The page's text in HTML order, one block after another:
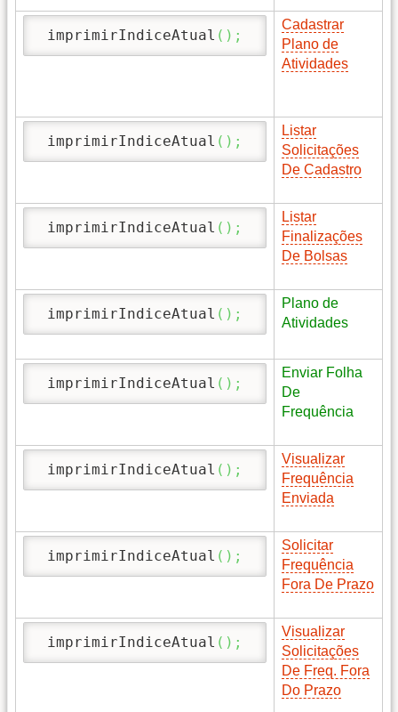
imprimirIndiceAtual ( ) ;
Cadastrar
Plano de
Atividades
imprimirIndiceAtual ( ) ;
Listar
Solicitações
De Cadastro
imprimirIndiceAtual ( ) ;
Listar
Finalizações
De Bolsas
imprimirIndiceAtual ( ) ;
Plano de
Atividades
imprimirIndiceAtual ( ) ;
Enviar Folha
De
Frequência
imprimirIndiceAtual ( ) ;
Visualizar
Frequência
Enviada
imprimirIndiceAtual ( ) ;
Solicitar
Frequência
Fora De Prazo
imprimirIndiceAtual ( ) ;
Visualizar
Solicitações
De Freq. Fora
Do Prazo